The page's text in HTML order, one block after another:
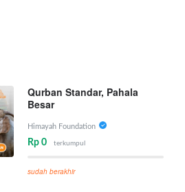
Qurban Standar, Pahala
Besar
Himayah Foundation
Rp 0 terkumpul
sudah berakhir